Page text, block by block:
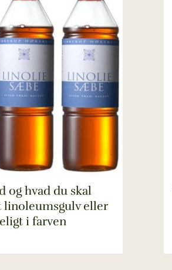
og hvad du skal
linoleumsgulv eller
i farven